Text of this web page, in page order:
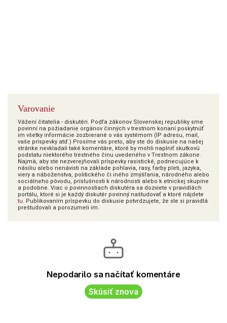
Varovanie
Vážení čitatelia - diskutéri. Podľa zákonov Slovenskej republiky sme
povinní na požiadanie orgánov činných v trestnom konaní poskytnúť
im všetky informácie zozbierané o vás systémom (IP adresu, mail,
vaše príspevky atď.) Prosíme vás preto, aby ste do diskusie na našej
stránke nevkladali také komentáre, ktoré by mohli naplniť skutkovú
podstatu niektorého trestného činu uvedeného v Trestnom zákone.
Najmä, aby ste nezverejňovali príspevky rasistické, podnecujúce k
násiliu alebo nenávisti na základe pohlavia, rasy, farby pleti, jazyka,
viery a náboženstva, politického či iného zmýšľania, národného alebo
sociálneho pôvodu, príslušnosti k národnosti alebo k etnickej skupine
a podobne. Viac o povinnostiach diskutéra sa dozviete v pravidlách
portálu, ktoré si je každý diskutér povinný naštudovať a ktoré nájdete
tu. Publikovaním príspevku do diskusie potvrdzujete, že ste si pravidlá
preštudovali a porozumeli im.